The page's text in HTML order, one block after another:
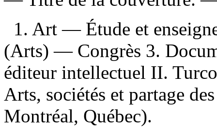
1. Art — Étude et
(Arts) — Congrès 3.
éditeur intellectuel II.
Arts, sociétés et partage
Montréal, Québec).